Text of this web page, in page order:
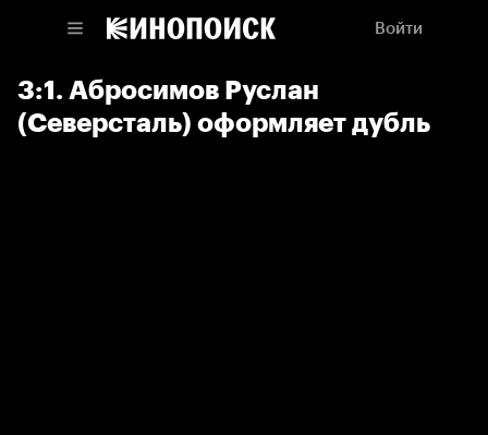
Войти
3:1. Абросимов Руслан
(Северсталь) оформляет дубль